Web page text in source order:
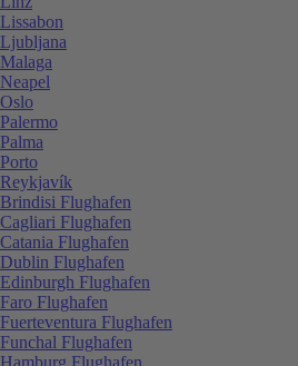
Lissabon
Ljubljana
Malaga
Neapel
Oslo
Palermo
Palma
Porto
Reykjavík
Brindisi Flughafen
Cagliari Flughafen
Catania Flughafen
Dublin Flughafen
Edinburgh Flughafen
Faro Flughafen
Fuerteventura Flughafen
Funchal Flughafen
Hamburg Flughafen